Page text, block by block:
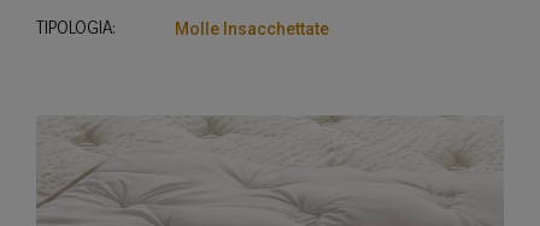
TIPOLOGIA: Molle Insacchettate